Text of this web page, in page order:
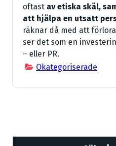
oftast av etiska skäl,
att hjälpa en utsatt
räknar då med att
ser det som en
– eller PR.
Okategoriserade